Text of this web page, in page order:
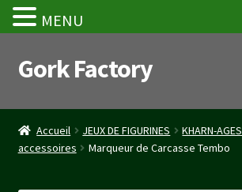
Aller
à
navigation
Aller
au
Gork Factory
Accueil
CGV
Accueil JEUX DE FIGURINES KHARN-AGES
accessoires
Marqueur de Carcasse Tembo
MENU